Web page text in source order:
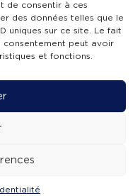
de consentir à ces
des données telles que le
uniques sur ce site. Le fait
consentement peut avoir
et fonctions.
!